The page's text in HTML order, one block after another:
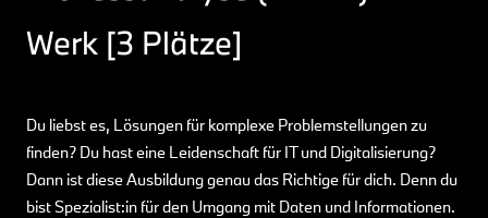
Werk [3 Plätze]
Du liebst es, Lösungen für komplexe Problemstellungen zu
finden? Du hast eine Leidenschaft für IT und Digitalisierung?
Dann ist diese Ausbildung genau das Richtige für dich. Denn du
bist Spezialist:in für den Umgang mit Daten und Informationen.